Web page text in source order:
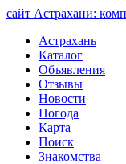
сайт Астрахани:
Астрахань
Каталог
Объявления
Отзывы
Новости
Погода
Карта
Поиск
Знакомства